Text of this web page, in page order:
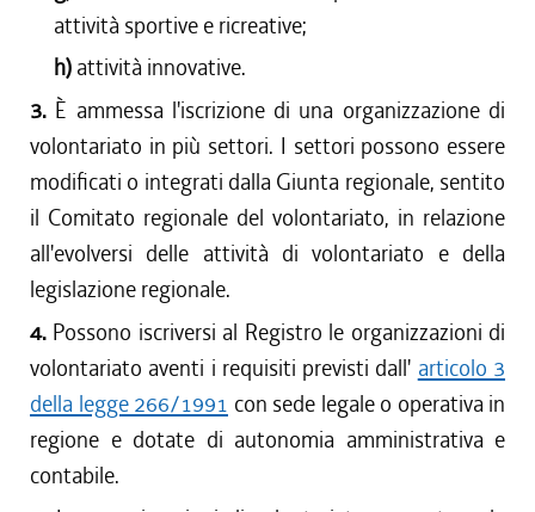
attività sportive e ricreative;
h) attività innovative.
3. È ammessa l'iscrizione di una organizzazione di
volontariato in più settori. I settori possono essere
modificati o integrati dalla Giunta regionale, sentito
il Comitato regionale del volontariato, in relazione
all'evolversi delle attività di volontariato e della
legislazione regionale.
4. Possono iscriversi al Registro le organizzazioni di
volontariato aventi i requisiti previsti dall' articolo 3
della legge 266/1991 con sede legale o operativa in
regione e dotate di autonomia amministrativa e
contabile.